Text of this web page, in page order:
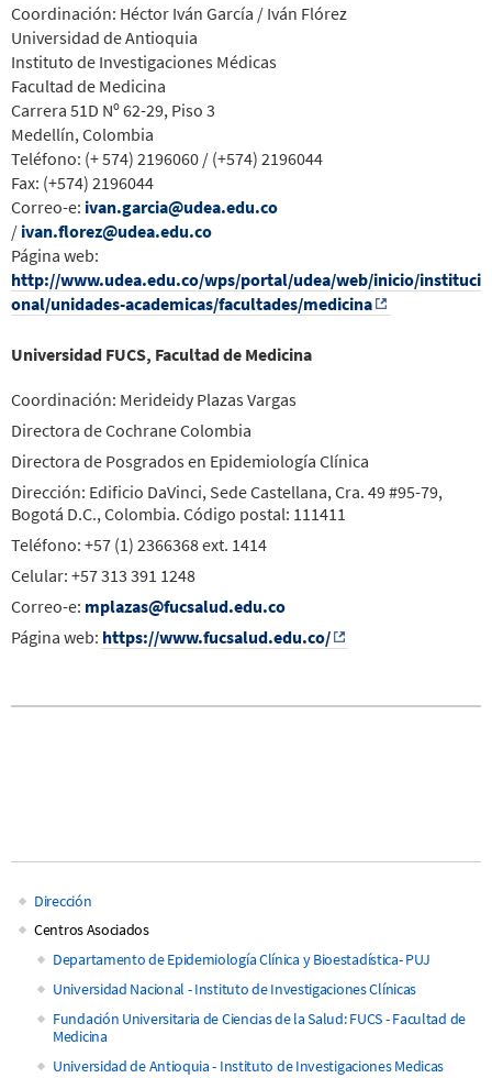
Coordinación: Héctor Iván García / Iván Flórez
Universidad de Antioquia
Instituto de Investigaciones Médicas
Facultad de Medicina
Carrera 51D Nº 62-29, Piso 3
Medellín, Colombia
Teléfono: (+ 574) 2196060 / (+574) 2196044
Fax: (+574) 2196044
Correo-e: ivan.garcia@udea.edu.co
/ ivan.florez@udea.edu.co
Página web:
http://www.udea.edu.co/wps/portal/udea/web/inicio/instituci
onal/unidades-academicas/facultades/medicina
Universidad FUCS, Facultad de Medicina
Coordinación: Merideidy Plazas Vargas
Directora de Cochrane Colombia
Directora de Posgrados en Epidemiología Clínica
Dirección: Edificio DaVinci, Sede Castellana, Cra. 49 #95-79,
Bogotá D.C., Colombia. Código postal: 111411
Teléfono: +57 (1) 2366368 ext. 1414
Celular: +57 313 391 1248
Correo-e: mplazas@fucsalud.edu.co
Página web: https://www.fucsalud.edu.co/
Main
navigation
Dirección
Centros Asociados
Departamento de Epidemiología Clínica y Bioestadística- PUJ
Universidad Nacional - Instituto de Investigaciones Clínicas
Fundación Universitaria de Ciencias de la Salud: FUCS - Facultad de
Medicina
Universidad de Antioquia - Instituto de Investigaciones Medicas